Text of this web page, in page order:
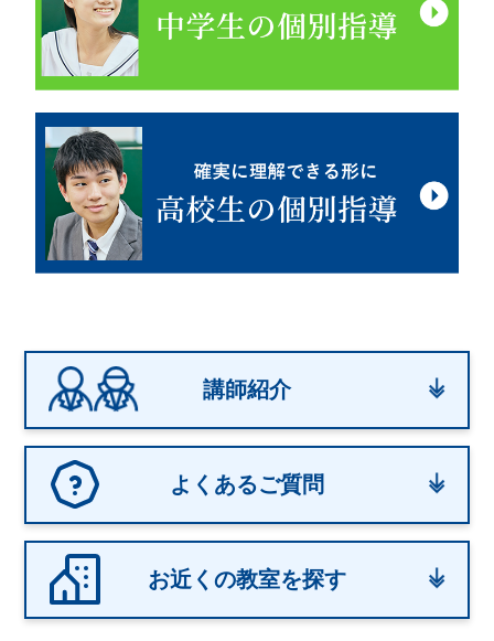
講師紹介
よくあるご質問
お近くの教室を探す